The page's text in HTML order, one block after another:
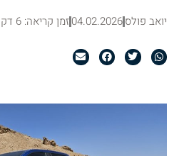
יואב פולס04.02.2026זמן קריאה: 6 דקות